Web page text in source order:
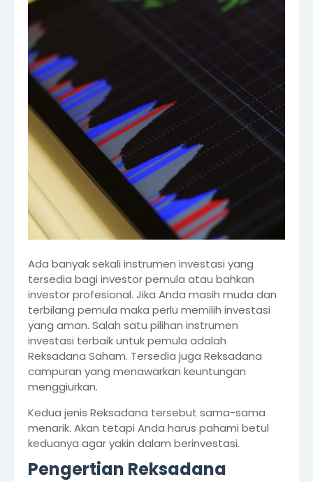
Ada banyak sekali instrumen investasi yang
tersedia bagi investor pemula atau bahkan
investor profesional. Jika Anda masih muda dan
terbilang pemula maka perlu memilih investasi
yang aman. Salah satu pilihan instrumen
investasi terbaik untuk pemula adalah
Reksadana Saham. Tersedia juga Reksadana
campuran yang menawarkan keuntungan
menggiurkan.
Kedua jenis Reksadana tersebut sama-sama
menarik. Akan tetapi Anda harus pahami betul
keduanya agar yakin dalam berinvestasi.
Pengertian Reksadana